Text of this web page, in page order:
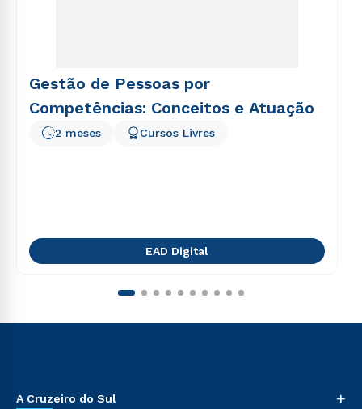
Gestão de Pessoas por
Competências: Conceitos e Atuação
2 meses Cursos Livres
EAD Digital
A Cruzeiro do Sul +